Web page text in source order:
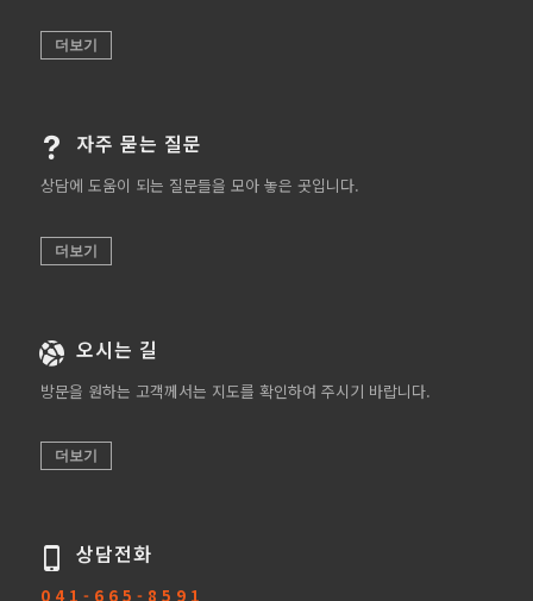
더보기
자주 묻는 질문
상담에 도움이 되는 질문들을 모아 놓은 곳입니다.
더보기
오시는 길
방문을 원하는 고객께서는 지도를 확인하여 주시기 바랍니다.
더보기
상담전화
0 4 1 - 6 6 5 - 8 5 9 1